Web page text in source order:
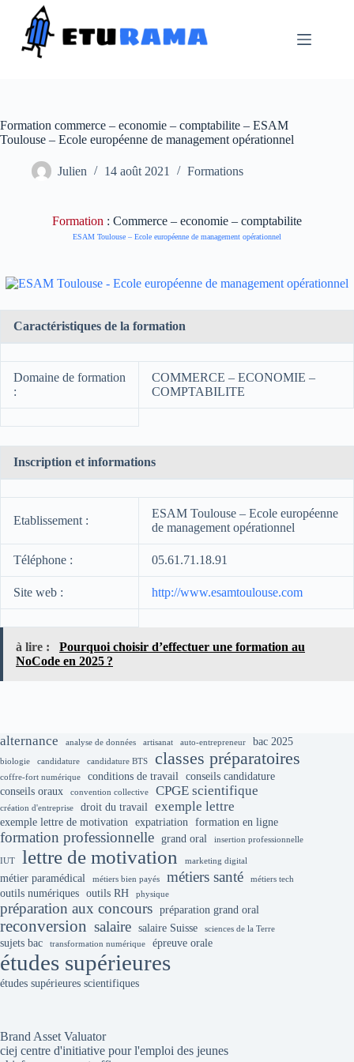
contenu
Formation commerce – economie – comptabilite – ESAM
Toulouse – Ecole européenne de management opérationnel
Julien 14 août 2021 Formations
Formation : Commerce – economie – comptabilite
ESAM Toulouse – Ecole européenne de management opérationnel
Caractéristiques de la formation
Domaine de formation
:
COMMERCE – ECONOMIE –
COMPTABILITE
Inscription et informations
Etablissement :
ESAM Toulouse – Ecole européenne
de management opérationnel
Téléphone : 05.61.71.18.91
Site web : http://www.esamtoulouse.com
à lire :
Pourquoi choisir d’effectuer une formation au
NoCode en 2025 ?
alternance analyse de données artisanat auto-entrepreneur bac 2025
biologie candidature candidature BTS classes préparatoires
coffre-fort numérique conditions de travail conseils candidature
conseils oraux
convention collective CPGE scientifique
création d'entreprise droit du travail exemple lettre
exemple lettre de motivation expatriation formation en ligne
formation professionnelle grand oral insertion professionnelle
IUT lettre de motivation marketing digital
métier paramédical métiers bien payés métiers santé métiers tech
outils numériques outils RH physique
préparation aux concours préparation grand oral
reconversion salaire salaire Suisse sciences de la Terre
sujets bac transformation numérique épreuve orale
études supérieures
études supérieures scientifiques
Brand Asset Valuator
ciej centre d'initiative pour l'emploi des jeunes